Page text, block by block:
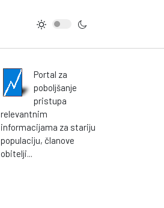
Portal za
poboljšanje
pristupa
relevantnim
informacijama za stariju
populaciju, članove
obitelji...